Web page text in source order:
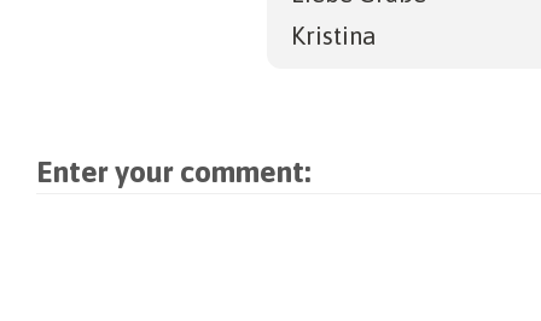
Kristina
Enter your comment: